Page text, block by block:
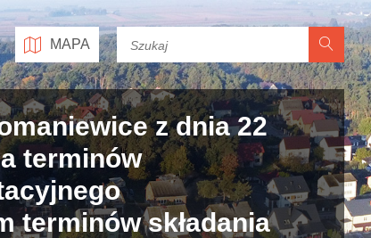
MAPA
z dnia 22
terminów
terminów składania